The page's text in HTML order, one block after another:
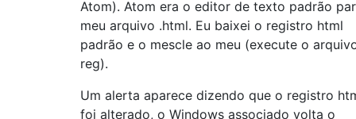
Atom). Atom era o editor de texto padrão
meu arquivo .html. Eu baixei o registro html
padrão e o mescle ao meu (execute o
reg).
Um alerta aparece dizendo que o registro
foi alterado, o Windows associado volta o